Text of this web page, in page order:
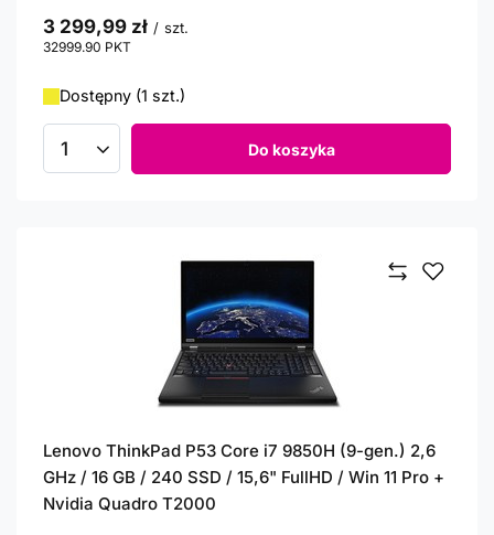
3 299,99 zł / szt.
32999.90 PKT
Dostępny (1 szt.)
Ilość produktów Do koszyka
Lenovo ThinkPad P53 Core i7 9850H (9-gen.) 2,6
GHz / 16 GB / 240 SSD / 15,6" FullHD / Win 11 Pro +
Nvidia Quadro T2000